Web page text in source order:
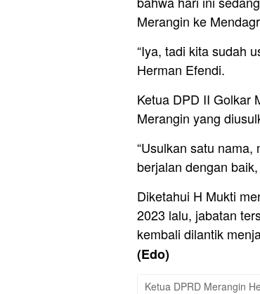
Merangin ke
“Iya, tadi kita sudah
Herman Efendi.
Ketua DPD II Golkar
Merangin yang
“Usulkan satu
berjalan dengan
Diketahui H Mukti
2023 lalu, jabatan
kembali dilantik
(Edo)
Ketua DPRD Merangin